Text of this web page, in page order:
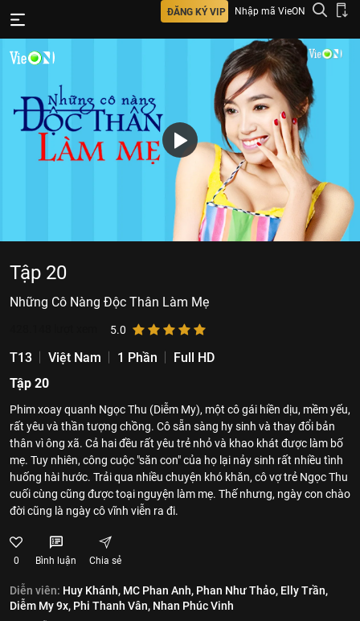
ĐĂNG KÝ VIP Nhập mã VieON
Tập 20
Những Cô Nàng Độc Thân Làm Mẹ
5.0
T13 Việt Nam 1 Phần
Full HD
Tập 20
Phim xoay quanh Ngọc Thu (Diễm My), một cô gái hiền dịu, mềm yếu,
rất yêu và thần tượng chồng. Cô sẵn sàng hy sinh và thay đổi bản
thân vì ông xã. Cả hai đều rất yêu trẻ nhỏ và khao khát được làm bố
mẹ. Tuy nhiên, công cuộc "săn con" của họ lại nảy sinh rất nhiều tình
huống hài hước. Trải qua nhiều chuyện khó khăn, cô vợ trẻ Ngọc Thu
cuối cùng cũng được toại nguyện làm mẹ. Thế nhưng, ngày con chào
đời cũng là ngày cô vĩnh viễn ra đi.
0 Bình luận Chia sẻ
Diễn viên: Huy Khánh, MC Phan Anh, Phan Như Thảo, Elly Trần,
Diễm My 9x, Phi Thanh Vân, Nhan Phúc Vinh